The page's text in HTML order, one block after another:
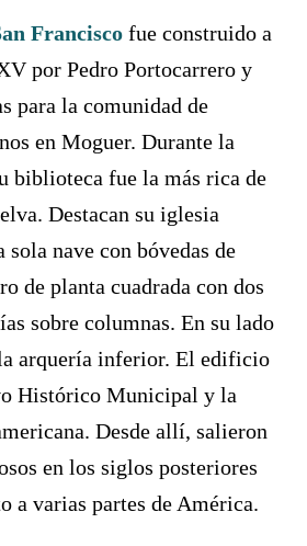
Francisco fue construido a
por Pedro Portocarrero y
para la comunidad de
en Moguer. Durante la
biblioteca fue la más rica de
Destacan su iglesia
sola nave con bóvedas de
de planta cuadrada con dos
sobre columnas. En su lado
arquería inferior. El edificio
Histórico Municipal y la
Desde allí, salieron
en los siglos posteriores
a varias partes de América.